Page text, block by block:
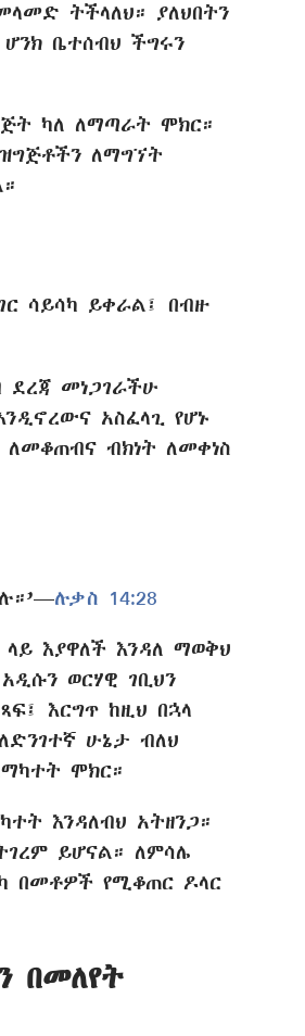
ትችላለህ። ያለህበትን
ቤተሰብህ ችግሩን
ካለ ለማጣራት ሞክር።
ለማግኘት
ሳይሳካ ይቀራል፤ በብዙ
ደረጃ መነጋገራችሁ
አስፈላጊ የሆኑ
ብክነት ለመቀነስ
ሉቃስ 14:28
እያዋለች እንዳለ ማወቅህ
ወርሃዊ ገቢህን
እርግጥ ከዚህ በኋላ
ሁኔታ ብለህ
ሞክር።
እንዳለብህ አትዘንጋ።
ይሆናል። ለምሳሌ
በመቶዎች የሚቆጠር ዶላር
በመለየት